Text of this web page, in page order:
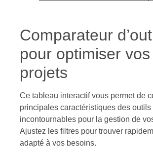
Comparateur
pour optimiser vos
projets
Ce tableau interactif vous permet de
principales caractéristiques des outils
incontournables pour la gestion de
Ajustez les filtres pour trouver
adapté à vos besoins.